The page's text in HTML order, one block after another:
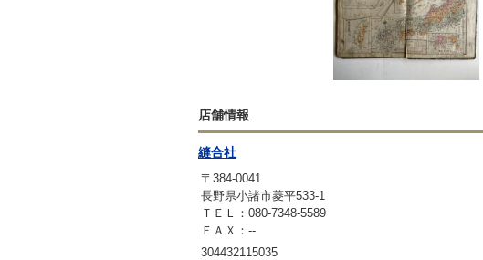
店舗情報
縫合社
〒384-0041
長野県小諸市菱平533-1
ＴＥＬ：080-7348-5589
ＦＡＸ：--
304432115035